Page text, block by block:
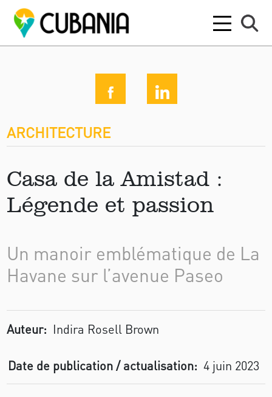
ARCHITECTURE
Casa de la Amistad :
Légende et passion
Un manoir emblématique de La
Havane sur l’avenue Paseo
Auteur: Indira Rosell Brown
Date de publication / actualisation: 4 juin 2023